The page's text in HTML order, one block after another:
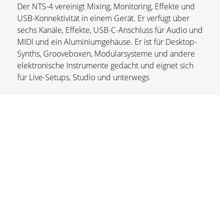
Der NTS-4 vereinigt Mixing, Monitoring, Effekte und
USB-Konnektivität in einem Gerät. Er verfügt über
sechs Kanäle, Effekte, USB-C-Anschluss für Audio und
MIDI und ein Aluminiumgehäuse. Er ist für Desktop-
Synths, Grooveboxen, Modularsysteme und andere
elektronische Instrumente gedacht und eignet sich
für Live-Setups, Studio und unterwegs